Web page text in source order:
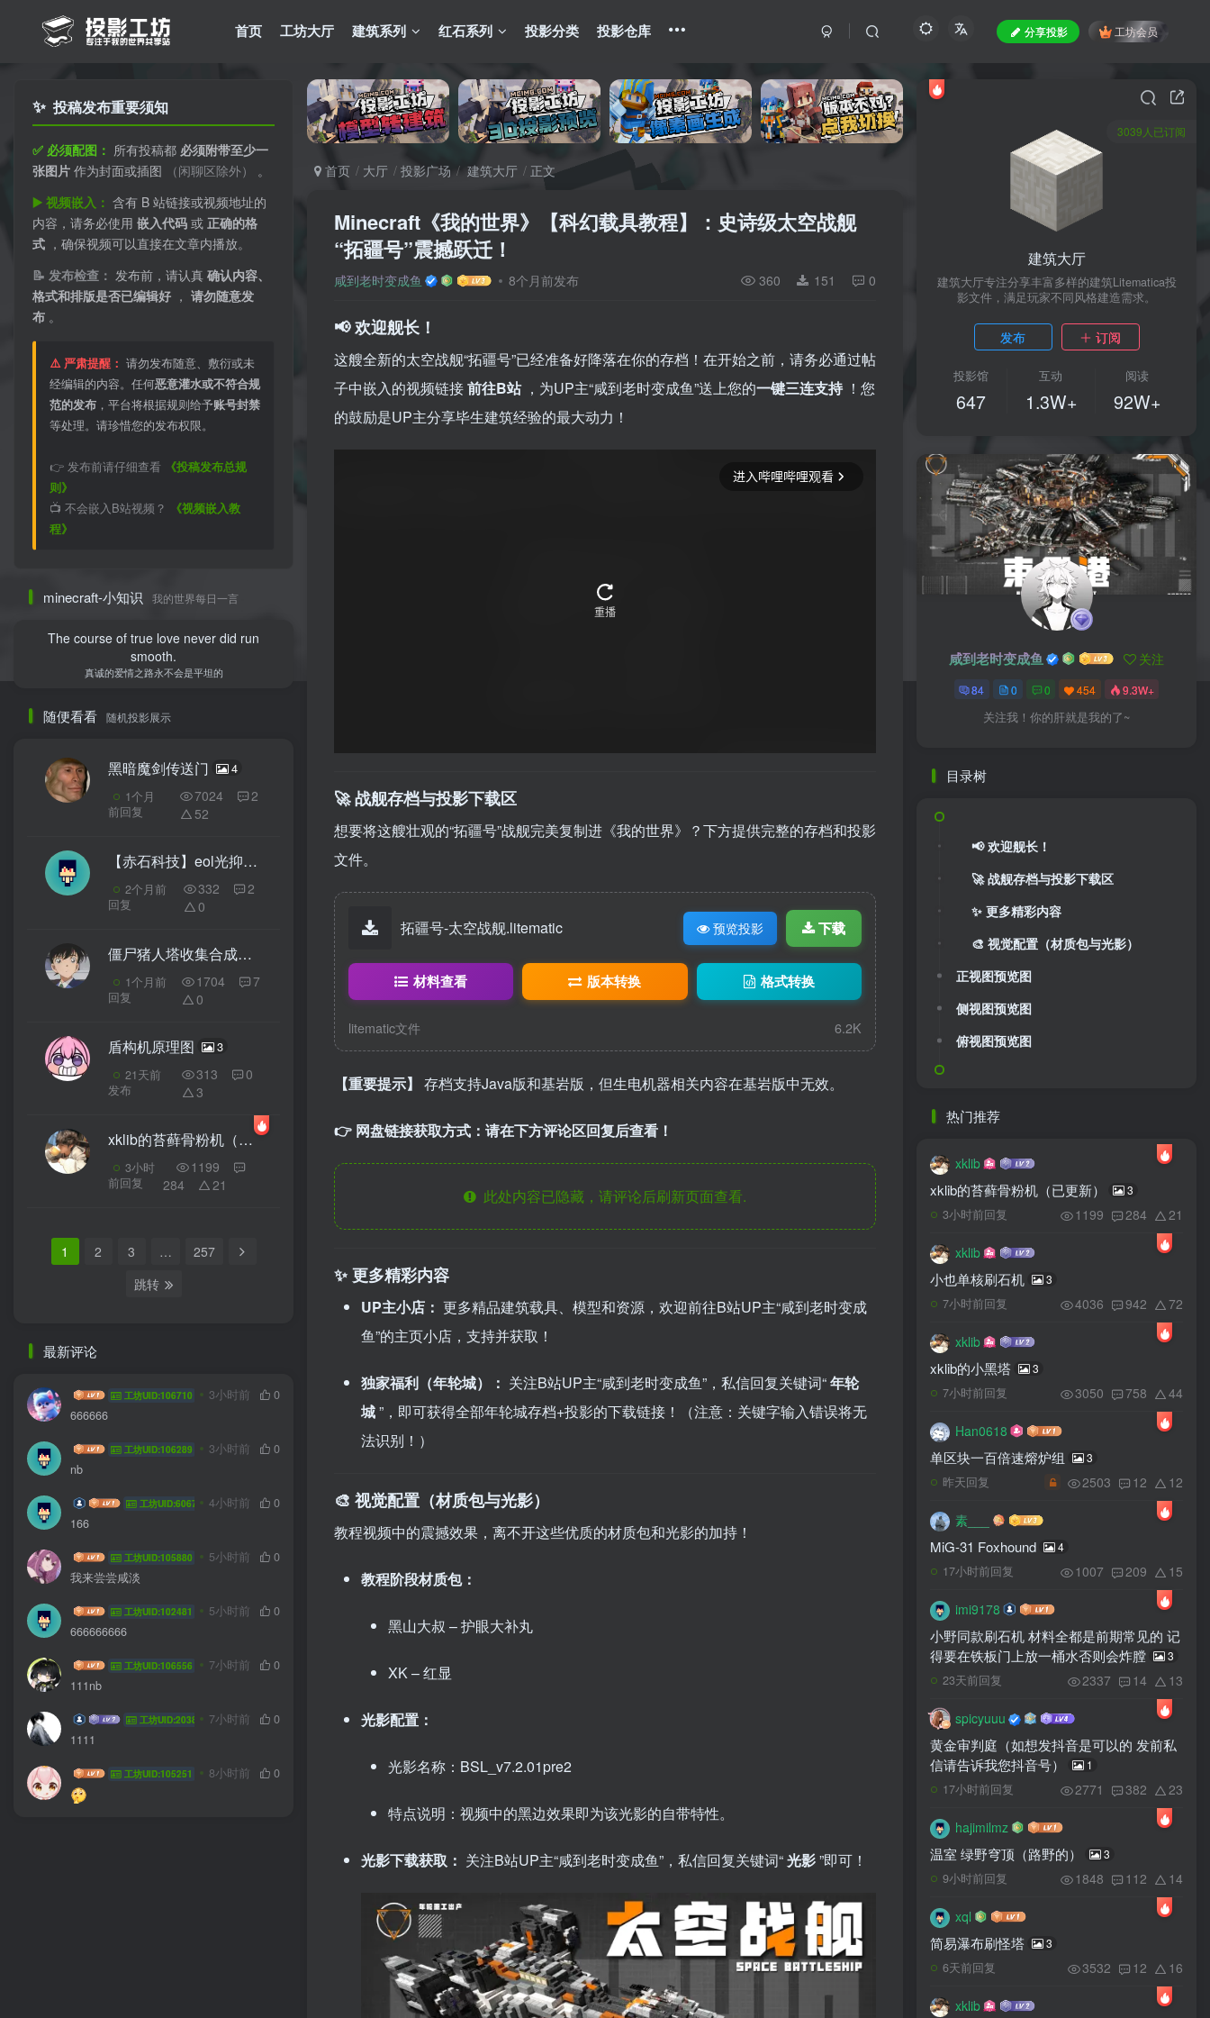
首页 工坊大厅 建筑系列 红石系列 投影分类 投影仓库 分享投影 工坊会员
✨ 投稿发布重要须知
✅ 必须配图： 所有投稿都 必须附带至少一
张图片 作为封面或插图 （闲聊区除外） 。
▶️ 视频嵌入： 含有 B 站链接或视频地址的
内容，请务必使用 嵌入代码 或 正确的格
式 ，确保视频可以直接在文章内播放。
📝 发布检查： 发布前，请认真 确认内容、
格式和排版是否已编辑好 ， 请勿随意发
布 。
⚠️ 严肃提醒： 请勿发布随意、敷衍或未
经编辑的内容。任何恶意灌水或不符合规
范的发布 ，平台将根据规则给予账号封禁
等处理。请珍惜您的发布权限。
👉 发布前请仔细查看 《投稿发布总规
则》
📺 不会嵌入B站视频？
《视频嵌入教
程》
minecraft-小知识 我的世界每日一言
The course of true love never did run
smooth.
真诚的爱情之路永不会是平坦的
随便看看 随机投影展示
黑暗魔剑传送门 4
1个月
前回复
7024
2
52
【赤石科技】eol光抑唱片农场
2个月前
回复
332
2
0
僵尸猪人塔收集合成一体(金块信标和雪片不用放)
1个月前
回复
1704
7
0
盾构机原理图 3
21天前
发布
313
0
3
xklib的苔藓骨粉机（已更新）
3小时
前回复
1199
284
21
1 2 3 …
257
跳转
最新评论
我不知道啊工坊UID:106710 3小时前
0
666666
HYG sa 工坊UID:106289 3小时前
0
nb
coffee wkf 工坊UID:60677 4小时前
0
166
jlddmuX工坊UID:105880 5小时前
0
我来尝尝咸淡
hhyzft 工坊UID:102481 5小时前
0
666666666
yanyu778工坊UID:106556 7小时前
0
111nb
飞翔的菜鸟 工坊UID:20385 7小时前
0
1111
sdsdsdzz工坊UID:105251 8小时前 0
首页 大厅 投影广场 建筑大厅 正文
Minecraft《我的世界》【科幻载具教程】：史诗级太空战舰
“拓疆号”震撼跃迁！
咸到老时变成鱼 8个月前发布 360 151 0
📢 欢迎舰长！
这艘全新的太空战舰“拓疆号”已经准备好降落在你的存档！在开始之前，请务必通过帖
子中嵌入的视频链接前往B站 ，为UP主“咸到老时变成鱼”送上您的一键三连支持 ！您
的鼓励是UP主分享毕生建筑经验的最大动力！
🚀 战舰存档与投影下载区
想要将这艘壮观的“拓疆号”战舰完美复制进《我的世界》？下方提供完整的存档和投影
文件。
拓疆号-太空战舰.litematic 预览投影 下载
材料查看 版本转换 格式转换
litematic文件 6.2K
【重要提示】 存档支持Java版和基岩版，但生电机器相关内容在基岩版中无效。
👉 网盘链接获取方式：请在下方评论区回复后查看！
此处内容已隐藏，请评论后刷新页面查看.
✨ 更多精彩内容
UP主小店： 更多精品建筑载具、模型和资源，欢迎前往B站UP主“咸到老时变成
鱼”的主页小店，支持并获取！
独家福利（年轮城）： 关注B站UP主“咸到老时变成鱼”，私信回复关键词“年轮
城”，即可获得全部年轮城存档+投影的下载链接！（注意：关键字输入错误将无
法识别！）
🎨 视觉配置（材质包与光影）
教程视频中的震撼效果，离不开这些优质的材质包和光影的加持！
教程阶段材质包：
黑山大叔 – 护眼大补丸
XK – 红显
光影配置：
光影名称：BSL_v7.2.01pre2
特点说明：视频中的黑边效果即为该光影的自带特性。
光影下载获取： 关注B站UP主“咸到老时变成鱼”，私信回复关键词“光影”即可！
3039人已订阅
建筑大厅
建筑大厅专注分享丰富多样的建筑Litematica投
影文件，满足玩家不同风格建造需求。
发布 订阅
投影馆
647
互动
1.3W+
阅读
92W+
咸到老时变成鱼 关注
84 0 0 454 9.3W+
关注我！你的肝就是我的了~
目录树
📢 欢迎舰长！
🚀 战舰存档与投影下载区
✨ 更多精彩内容
🎨 视觉配置（材质包与光影）
正视图预览图
侧视图预览图
俯视图预览图
热门推荐
xklib
xklib的苔藓骨粉机（已更新） 3
3小时前回复 1199 284 21
xklib
小也单核刷石机 3
7小时前回复 4036 942 72
xklib
xklib的小黑塔 3
7小时前回复 3050 758 44
Han0618
单区块一百倍速熔炉组 3
昨天回复 2503 12 12
素___
MiG-31 Foxhound 4
17小时前回复 1007 209 15
imi9178
小野同款刷石机 材料全都是前期常见的 记
得要在铁板门上放一桶水否则会炸膛
3
23天前回复 2337 14 13
spicyuuu
黄金审判庭（如想发抖音是可以的 发前私
信请告诉我您抖音号）
1
17小时前回复 2771 382 23
hajimilmz
温室 绿野穹顶（路野的） 3
9小时前回复 1848 112 14
xql
简易瀑布刷怪塔 3
6天前回复 3532 12 16
xklib